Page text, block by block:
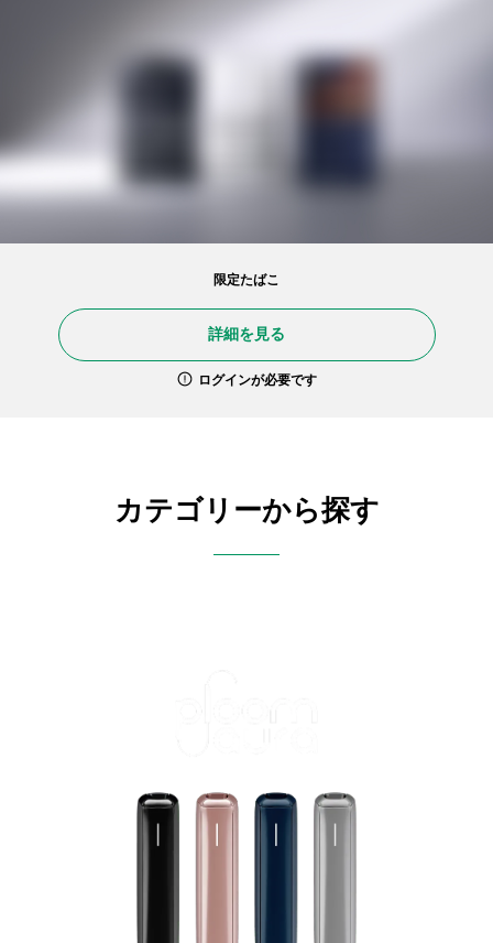
限定たばこ
詳細を見る
ログインが必要です
カテゴリーから探す